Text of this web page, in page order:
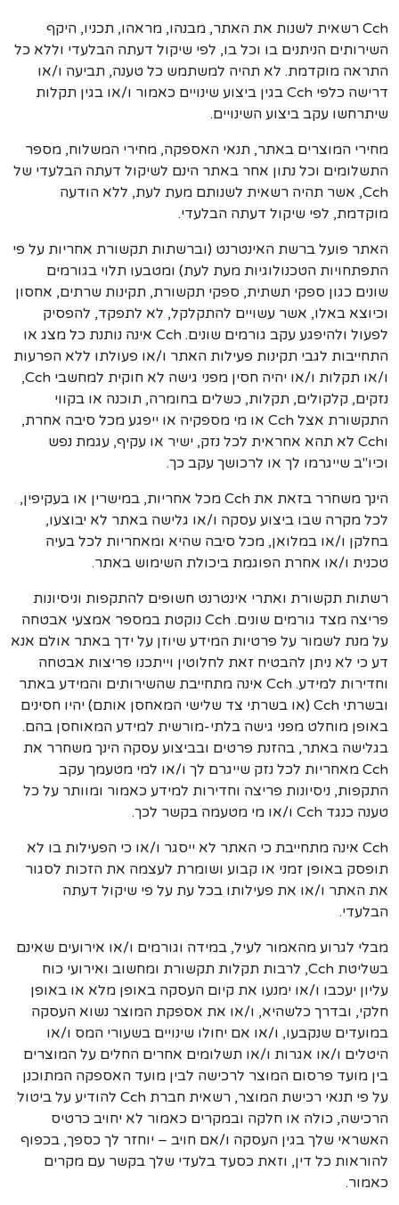
Cch רשאית לשנות את האתר, מבנהו, מראהו, תכניו, היקף
השירותים הניתנים בו וכל בו, לפי שיקול דעתה הבלעדי וללא כל
התראה מוקדמת. לא תהיה למשתמש כל טענה, תביעה ו/או
דרישה כלפי Cch בגין ביצוע שינויים כאמור ו/או בגין תקלות
שיתרחשו עקב ביצוע השינויים.
מחירי המוצרים באתר, תנאי האספקה, מחירי המשלוח, מספר
התשלומים וכל נתון אחר באתר הינם לשיקול דעתה הבלעדי של
Cch, אשר תהיה רשאית לשנותם מעת לעת, ללא הודעה
מוקדמת, לפי שיקול דעתה הבלעדי.
האתר פועל ברשת האינטרנט (וברשתות תקשורת אחריות על פי
התפתחויות הטכנולוגיות מעת לעת) ומטבעו תלוי בגורמים
שונים כגון ספקי תשתית, ספקי תקשורת, תקינות שרתים, אחסון
וכיוצא באלו, אשר עשויים להתקלקל, לא לתפקד, להפסיק
לפעול ולהיפגע עקב גורמים שונים. Cch אינה נותנת כל מצג או
התחייבות לגבי תקינות פעילות האתר ו/או פעולתו ללא הפרעות
ו/או תקלות ו/או יהיה חסין מפני גישה לא חוקית למחשבי Cch,
נזקים, קלקולים, תקלות, כשלים בחומרה, תוכנה או בקווי
התקשורת אצל Cch או מי מספקיה או ייפגע מכל סיבה אחרת,
וCch לא תהא אחראית לכל נזק, ישיר או עקיף, עגמת נפש
וכיו"ב שייגרמו לך או לרכושך עקב כך.
הינך משחרר בזאת את Cch מכל אחריות, במישרין או בעקיפין,
לכל מקרה שבו ביצוע עסקה ו/או גלישה באתר לא יבוצעו,
בחלקן ו/או במלואן, מכל סיבה שהיא ומאחריות לכל בעיה
טכנית ו/או אחרת הפוגמת ביכולת השימוש באתר.
רשתות תקשורת ואתרי אינטרנט חשופים להתקפות וניסיונות
פריצה מצד גורמים שונים. Cch נוקטת במספר אמצעי אבטחה
על מנת לשמור על פרטיות המידע שיוזן על ידך באתר אולם אנא
דע כי לא ניתן להבטיח זאת לחלוטין וייתכנו פריצות אבטחה
וחדירות למידע. Cch אינה מתחייבת שהשירותים והמידע באתר
ובשרתי Cch (או בשרתי צד שלישי המאחסן אותם) יהיו חסינים
באופן מוחלט מפני גישה בלתי-מורשית למידע המאוחסן בהם.
בגלישה באתר, בהזנת פרטים ובביצוע עסקה הינך משחרר את
Cch מאחריות לכל נזק שייגרם לך ו/או למי מטעמך עקב
התקפות, ניסיונות פריצה וחדירות למידע כאמור ומוותר על כל
טענה כנגד Cch ו/או מי מטעמה בקשר לכך.
Cch אינה מתחייבת כי האתר לא ייסגר ו/או כי הפעילות בו לא
תופסק באופן זמני או קבוע ושומרת לעצמה את הזכות לסגור
את האתר ו/או את פעילותו בכל עת על פי שיקול דעתה
הבלעדי.
מבלי לגרוע מהאמור לעיל, במידה וגורמים ו/או אירועים שאינם
בשליטת Cch, לרבות תקלות תקשורת ומחשוב ואירועי כוח
עליון יעכבו ו/או ימנעו את קיום העסקה באופן מלא או באופן
חלקי, ובדרך כלשהיא, ו/או את אספקת המוצר נשוא העסקה
במועדים שנקבעו, ו/או אם יחולו שינויים בשעורי המס ו/או
היטלים ו/או אגרות ו/או תשלומים אחרים החלים על המוצרים
בין מועד פרסום המוצר לרכישה לבין מועד האספקה המתוכנן
על פי תנאי רכישת המוצר, רשאית חברת Cch להודיע על ביטול
הרכישה, כולה או חלקה ובמקרים כאמור לא יחויב כרטיס
האשראי שלך בגין העסקה ו/אם חויב – יוחזר לך כספך, בכפוף
להוראות כל דין, וזאת כסעד בלעדי שלך בקשר עם מקרים
כאמור.